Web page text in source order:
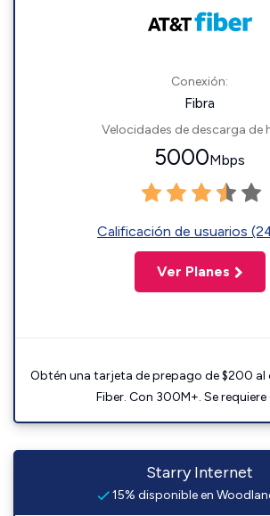
Conexión:
Fibra
Velocidades de descarga de
5000Mbps
Calificación de usuarios
Ver Planes
Obtén una tarjeta de prepago de $200 al
Fiber. Con 300M+. Se requiere
Starry Internet
15% disponible en